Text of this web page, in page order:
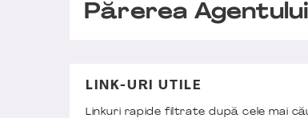
Părerea Agentului
LINK-URI UTILE
Linkuri rapide filtrate după cele mai